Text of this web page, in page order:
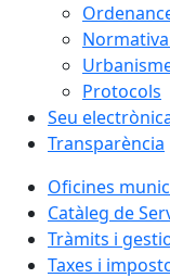
Protocols
Seu
Transparència
Oficines
Catàleg de
Tràmits i
Taxes i